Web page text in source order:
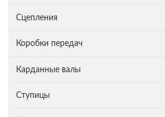
Сцепления
Коробки передач
Карданные валы
Ступицы